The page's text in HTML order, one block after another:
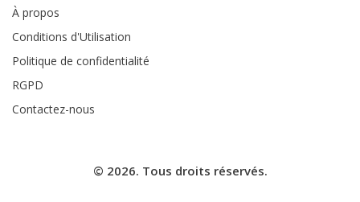
À propos
Conditions d'Utilisation
Politique de confidentialité
RGPD
Contactez-nous
© 2026. Tous droits réservés.